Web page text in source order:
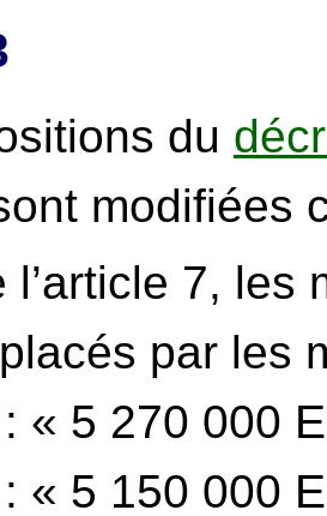
du
modifiées
l’article 7, les
par les
« 5 270 000
« 5 150 000